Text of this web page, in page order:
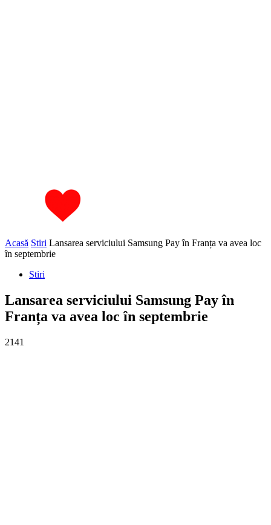
Acasă Stiri Lansarea serviciului Samsung Pay în Franța va avea loc
în septembrie
Stiri
Lansarea serviciului Samsung Pay în
Franța va avea loc în septembrie
2141